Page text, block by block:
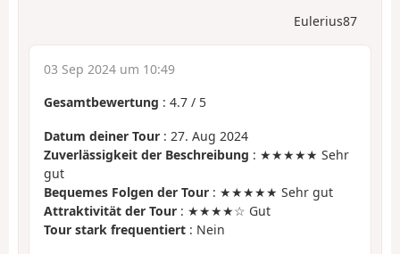
Eulerius87
03 Sep 2024 um 10:49
Gesamtbewertung : 4.7 / 5
Datum deiner Tour : 27. Aug 2024
Zuverlässigkeit der Beschreibung : ★★★★★ Sehr
gut
Bequemes Folgen der Tour : ★★★★★ Sehr gut
Attraktivität der Tour : ★★★★☆ Gut
Tour stark frequentiert : Nein